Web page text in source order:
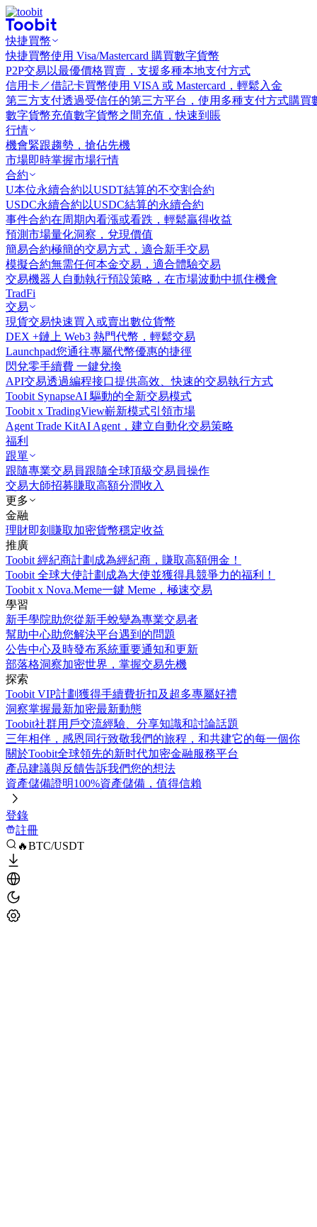
快捷買幣
快捷買幣使用 Visa/Mastercard 購買數字貨幣
P2P交易 以最優價格買賣，支援多種本地支付方式
信用卡／借記卡買幣使用 VISA 或 Mastercard，輕鬆入金
第三方支付透過受信任的第三方平台，使用多種支付方式購買
數字貨幣充值數字貨幣之間充值，快速到賬
行情
機會緊跟趨勢，搶佔先機
市場即時掌握市場行情
合約
U本位永續合約 以USDT結算的不交割合約
USDC永續合約 以USDC結算的永續合約
事件合約在周期內看漲或看跌，輕鬆贏得收益
預測市場量化洞察，兌現價值
簡易合約極簡的交易方式，適合新手交易
模擬合約無需任何本金交易，適合體驗交易
交易機器人 自動執行預設策略，在市場波動中抓住機會
TradFi
交易
現貨交易快速買入或賣出數位貨幣
DEX +鏈上 Web3 熱門代幣，輕鬆交易
Launchpad您通往專屬代幣優惠的捷徑
閃兌零手續費 一鍵兌換
API交易透過編程接口提供高效、快速的交易執行方式
Toobit SynapseAI 驅動的全新交易模式
Toobit x TradingView嶄新模式引領市場
Agent Trade KitAI Agent，建立自動化交易策略
福利
跟單
跟隨專業交易員跟隨全球頂級交易員操作
交易大師招募賺取高額分潤收入
更多
金融
理財即刻賺取加密貨幣穩定收益
推廣
Toobit 經紀商計劃 成為經紀商，賺取高額佣金！
Toobit 全球大使計劃 成為大使並獲得具競爭力的福利！
Toobit x Nova.Meme一鍵 Meme，極速交易
學習
新手學院助您從新手蛻變為專業交易者
幫助中心助您解決平台遇到的問題
公告中心及時發布系統重要通知和更新
部落格洞察加密世界，掌握交易先機
探索
Toobit VIP計劃獲得手續費折扣及超多專屬好禮
洞察掌握最新加密最新動態
Toobit社群用戶交流經驗、分享知識和討論話題
三年相伴，感恩同行致敬我們的旅程，和共建它的每一個你
關於Toobit全球領先的新时代加密金融服務平台
產品建議與反饋告訴我們您的想法
資產儲備證明100%資產儲備，值得信賴
登錄
註冊
🔥BTC/USDT